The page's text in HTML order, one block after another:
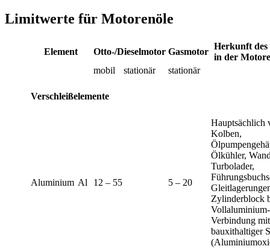
Limitwerte für Motorenöle
Element Otto-/Dieselmotor Gasmotor
Herkunft des
in der
mobil
stationär stationär
Verschleißelemente
Aluminium Al 12 – 55 5 – 20
Hauptsächlich
Kolben,
Ölkühler,
Turbolader,
Zylinderblock
Verbindung
bauxithaltiger